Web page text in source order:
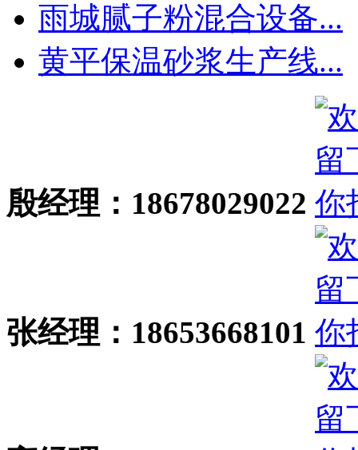
雨城腻子粉混合设备...
黄平保温砂浆生产线...
殷经理：18678029022
张经理：18653668101